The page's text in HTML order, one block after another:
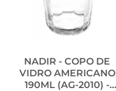
NADIR - COPO DE
VIDRO AMERICANO
190ML (AG-2010) -